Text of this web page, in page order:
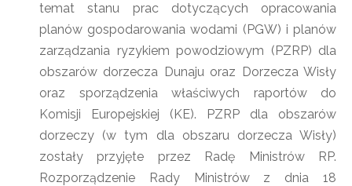
temat stanu prac dotyczących opracowania
planów gospodarowania wodami (PGW) i planów
zarządzania ryzykiem powodziowym (PZRP) dla
obszarów dorzecza Dunaju oraz Dorzecza Wisły
oraz sporządzenia właściwych raportów do
Komisji Europejskiej (KE). PZRP dla obszarów
dorzeczy (w tym dla obszaru dorzecza Wisły)
zostały przyjęte przez Radę Ministrów RP.
Rozporządzenie Rady Ministrów z dnia 18